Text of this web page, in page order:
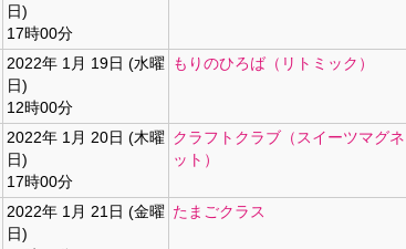
日)
17時00分
2022年 1月 19日 (水曜
日)
12時00分
もりのひろば（リトミック）
2022年 1月 20日 (木曜
日)
17時00分
クラフトクラブ（スイーツマグネ
ット）
2022年 1月 21日 (金曜
日)
たまごクラス